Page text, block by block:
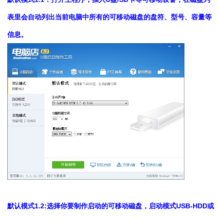
表里会自动列出当前电脑中所有的可移动磁盘的盘符、型号、容量等
信息。
默认模式1.2:选择你要制作启动的可移动磁盘，启动模式USB-HDD或